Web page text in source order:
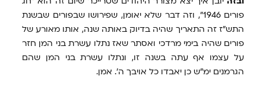
פורים 1946", וזה דבר שלא יאומן, שפירושו שבפורים שבשנת
התש"ז זה התאריך שהיה בדיוק באותה שנה, אותו מאורע של
פורים שהיה בימי מרדכי ואסתר שאז נתלו עשרת בני המן חזר
על עצמו אף עתה בשנה זו, ונתלו עשרת בני המן שהם
הגרמנים ימ"ש כן יאבדו כל אויבך ה'. אמן.